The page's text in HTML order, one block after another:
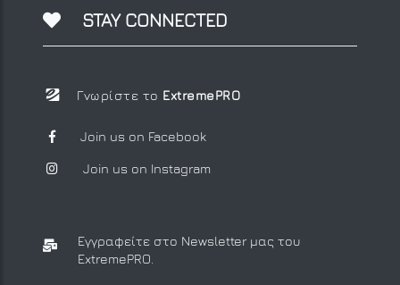
STAY CONNECTED
Γνωρίστε το ExtremePRO
Join us on Facebook
Join us on Instagram
Εγγραφείτε στο Newsletter μας του
ExtremePRO.